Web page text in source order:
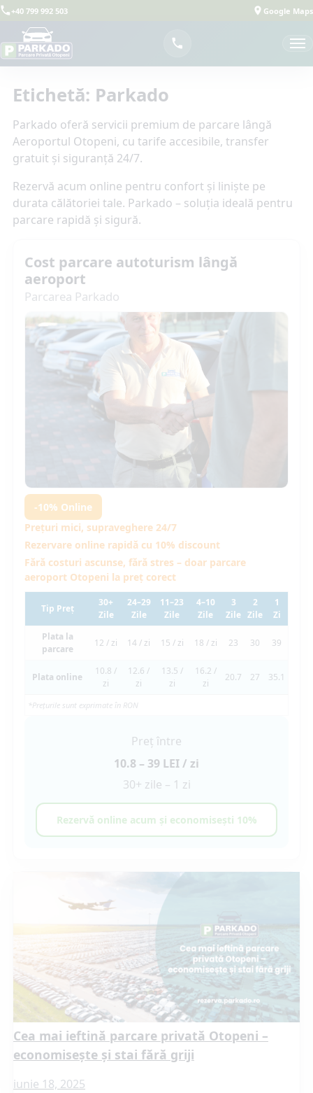
+40 799 992 503 Google Maps
Etichetă: Parkado
Parkado oferă servicii premium de parcare lângă
Aeroportul Otopeni, cu tarife accesibile, transfer
gratuit și siguranță 24/7.
Rezervă acum online pentru confort și liniște pe
durata călătoriei tale. Parkado – soluția ideală pentru
parcare rapidă și sigură.
Cost parcare autoturism lângă
aeroport
Parcarea Parkado
-10% Online
Prețuri mici, supraveghere 24/7
Rezervare online rapidă cu 10% discount
Fără costuri ascunse, fără stres – doar parcare
aeroport Otopeni la preț corect
Tip Preț
30+
Zile
24–29
Zile
11–23
Zile
4–10
Zile
3
Zile
2
Zile
1
Zi
Plata la
parcare
12 / zi 14 / zi 15 / zi 18 / zi 23 30 39
Plata online
10.8 /
zi
12.6 /
zi
13.5 /
zi
16.2 /
zi
20.7 27 35.1
*Prețurile sunt exprimate în RON
Preț între
10.8 – 39 LEI / zi
30+ zile – 1 zi
Rezervă online acum și economisești 10%
Cea mai ieftină parcare privată Otopeni –
economisește și stai fără griji
iunie 18, 2025